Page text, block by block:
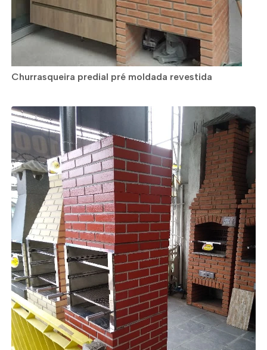
Churrasqueira predial pré moldada revestida